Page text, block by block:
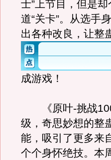
士”上节目，但是
道“关卡”。从选手
出各种改良，让整
成游戏！
《原叶-挑战
级，奇思妙想的整
能，吸引了更多来
个个身怀绝技。本